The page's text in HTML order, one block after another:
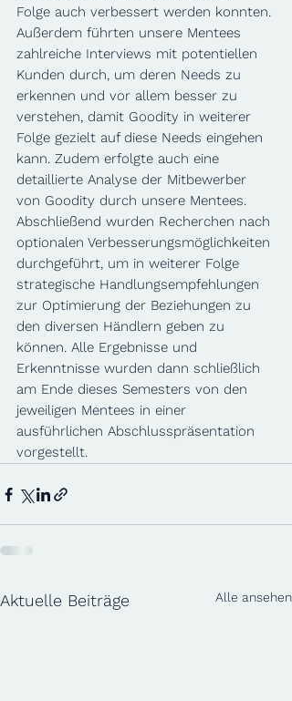
Folge auch verbessert werden konnten.
Außerdem führten unsere Mentees
zahlreiche Interviews mit potentiellen
Kunden durch, um deren Needs zu
erkennen und vor allem besser zu
verstehen, damit Goodity in weiterer
Folge gezielt auf diese Needs eingehen
kann. Zudem erfolgte auch eine
detaillierte Analyse der Mitbewerber
von Goodity durch unsere Mentees.
Abschließend wurden Recherchen nach
optionalen Verbesserungsmöglichkeiten
durchgeführt, um in weiterer Folge
strategische Handlungsempfehlungen
zur Optimierung der Beziehungen zu
den diversen Händlern geben zu
können. Alle Ergebnisse und
Erkenntnisse wurden dann schließlich
am Ende dieses Semesters von den
jeweiligen Mentees in einer
ausführlichen Abschlusspräsentation
vorgestellt.
Aktuelle Beiträge Alle ansehen